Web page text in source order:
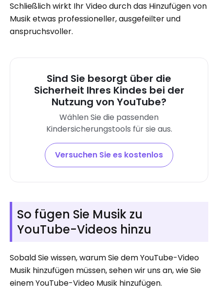
Schließlich wirkt Ihr Video durch das Hinzufügen von
Musik etwas professioneller, ausgefeilter und
anspruchsvoller.
Sind Sie besorgt über die
Sicherheit Ihres Kindes bei der
Nutzung von YouTube?
Wählen Sie die passenden
Kindersicherungstools für sie aus.
Versuchen Sie es kostenlos
So fügen Sie Musik zu
YouTube-Videos hinzu
Sobald Sie wissen, warum Sie dem YouTube-Video
Musik hinzufügen müssen, sehen wir uns an, wie Sie
einem YouTube-Video Musik hinzufügen.